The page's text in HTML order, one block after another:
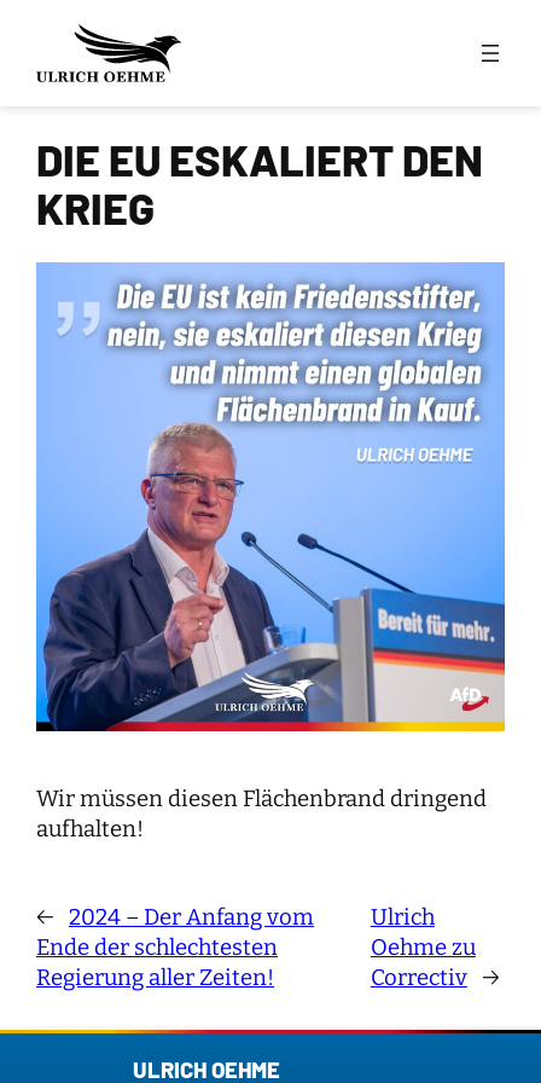
springen
DIE EU ESKALIERT DEN
KRIEG
Wir müssen diesen Flächenbrand dringend
aufhalten!
← 2024 – Der Anfang vom
Ende der schlechtesten
Regierung aller Zeiten!
Ulrich
Oehme zu
Correctiv →
ULRICH OEHME